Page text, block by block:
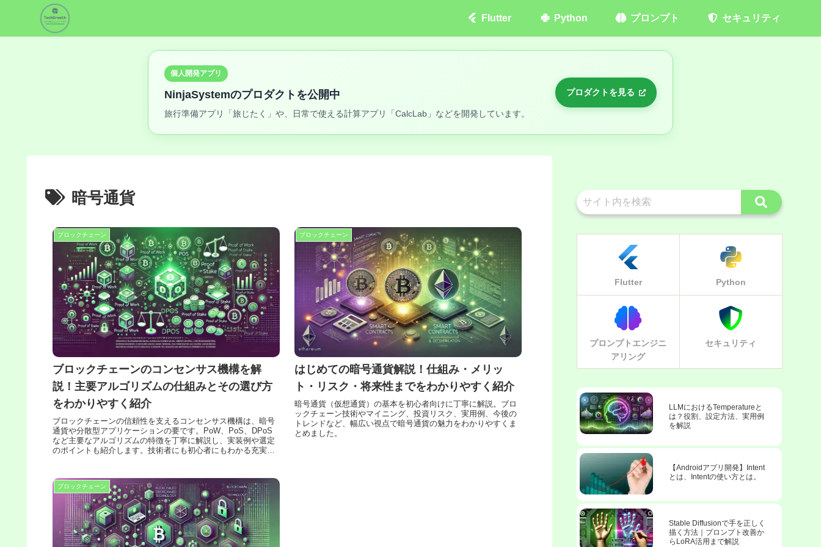
Flutter Python プロンプト セキュリティ
個人開発アプリ
NinjaSystemのプロダクトを公開中
旅行準備アプリ「旅じたく」や、日常で使える計算アプリ「CalcLab」などを開発しています。
プロダクトを見る
暗号通貨
ブロックチェーン
ブロックチェーンのコンセンサス機構を解
説！主要アルゴリズムの仕組みとその選び方
をわかりやすく紹介
ブロックチェーンの信頼性を支えるコンセンサス機構は、暗号
通貨や分散型アプリケーションの要です。PoW、PoS、DPoS
など主要なアルゴリズムの特徴を丁寧に解説し、実装例や選定
のポイントも紹介します。技術者にも初心者にもわかる充実の
ブロックチェーン
はじめての暗号通貨解説！仕組み・メリッ
ト・リスク・将来性までをわかりやすく紹介
暗号通貨（仮想通貨）の基本を初心者向けに丁寧に解説。ブロ
ックチェーン技術やマイニング、投資リスク、実用例、今後の
トレンドなど、幅広い視点で暗号通貨の魅力をわかりやすくま
とめました。
ブロックチェーン
Flutter Python
プロンプトエンジニ
アリング
セキュリティ
LLMにおけるTemperatureと
は？役割、設定方法、実用例
を解説
【Androidアプリ開発】Intent
とは、Intentの使い方とは。
Stable Diffusionで手を正しく
描く方法｜プロンプト改善か
らLoRA活用まで解説